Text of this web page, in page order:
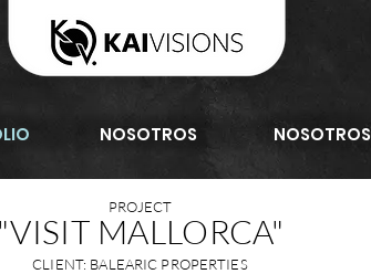
NOSOTROS NOSOTROS
"VISIT MALLORCA"
PROJECT
CLIENT: BALEARIC PROPERTIES